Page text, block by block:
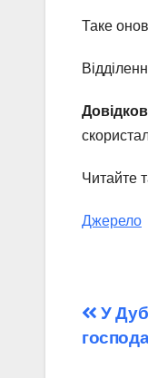
Таке
Читайте
Джерело
У